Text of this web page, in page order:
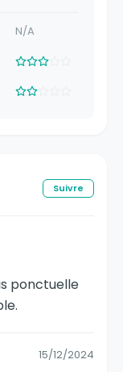
N/A
Suivre
ponctuelle
15/12/2024